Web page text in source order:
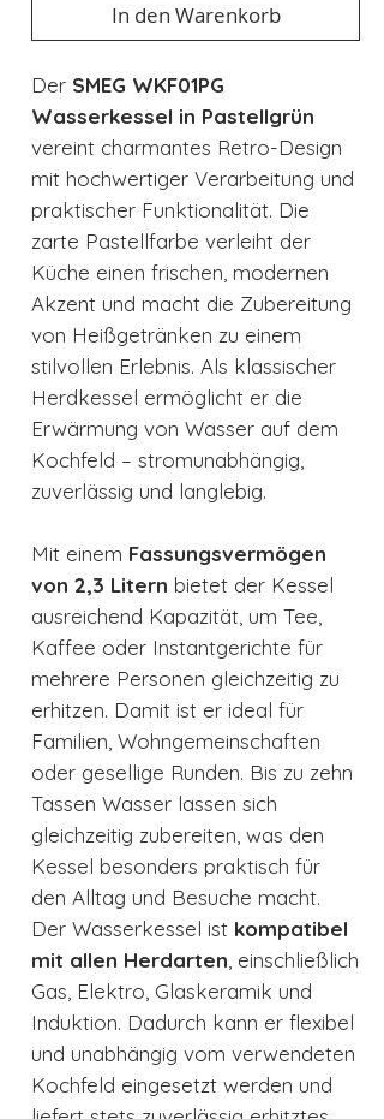
In den Warenkorb
Der SMEG WKF01PG
Wasserkessel in Pastellgrün
vereint charmantes Retro-Design
mit hochwertiger Verarbeitung und
praktischer Funktionalität. Die
zarte Pastellfarbe verleiht der
Küche einen frischen, modernen
Akzent und macht die Zubereitung
von Heißgetränken zu einem
stilvollen Erlebnis. Als klassischer
Herdkessel ermöglicht er die
Erwärmung von Wasser auf dem
Kochfeld – stromunabhängig,
zuverlässig und langlebig.
Mit einem Fassungsvermögen
von 2,3 Litern bietet der Kessel
ausreichend Kapazität, um Tee,
Kaffee oder Instantgerichte für
mehrere Personen gleichzeitig zu
erhitzen. Damit ist er ideal für
Familien, Wohngemeinschaften
oder gesellige Runden. Bis zu zehn
Tassen Wasser lassen sich
gleichzeitig zubereiten, was den
Kessel besonders praktisch für
den Alltag und Besuche macht.
Der Wasserkessel ist kompatibel
mit allen Herdarten, einschließlich
Gas, Elektro, Glaskeramik und
Induktion. Dadurch kann er flexibel
und unabhängig vom verwendeten
Kochfeld eingesetzt werden und